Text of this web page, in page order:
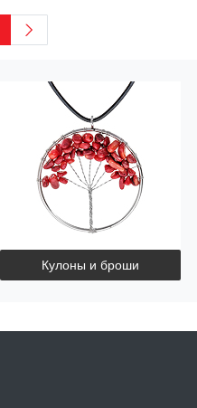
Кулоны и броши